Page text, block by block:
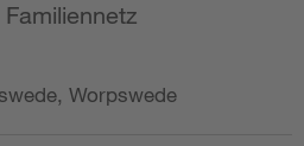
Worpswede